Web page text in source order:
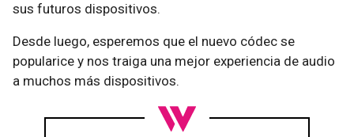
sus futuros dispositivos.
Desde luego, esperemos que el nuevo códec se
popularice y nos traiga una mejor experiencia de audio
a muchos más dispositivos.